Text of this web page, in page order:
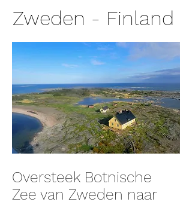
Zweden - Finland
Oversteek Botnische
Zee van Zweden naar